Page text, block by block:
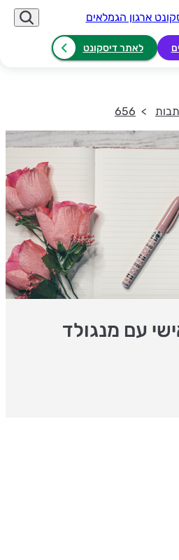
לאתר דיסקונט
656
עם מנגולד